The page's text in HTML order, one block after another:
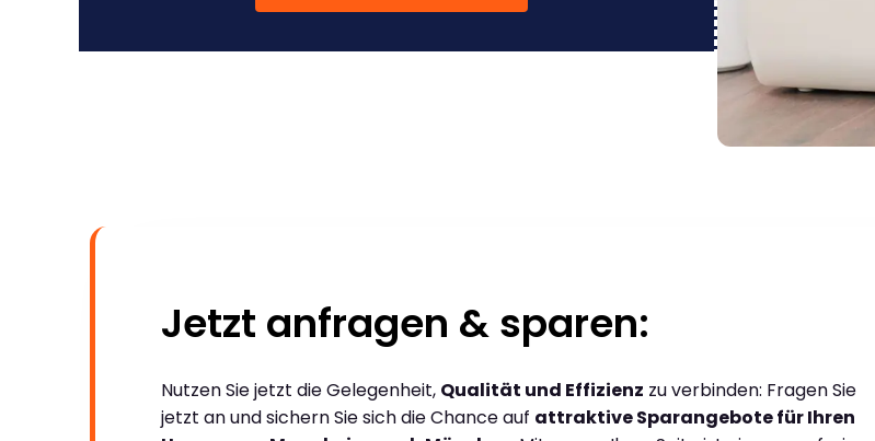
Jetzt anfragen & sparen:
Nutzen Sie jetzt die Gelegenheit, Qualität und Effizienz zu verbinden: Fragen Sie
jetzt an und sichern Sie sich die Chance auf attraktive Sparangebote für Ihren